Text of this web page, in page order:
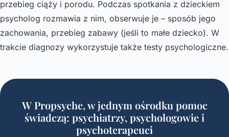
przebieg ciąży i porodu. Podczas spotkania z dzieckiem
psycholog rozmawia z nim, obserwuje je – sposób jego
zachowania, przebieg zabawy (jeśli to małe dziecko). W
trakcie diagnozy wykorzystuje także testy psychologiczne.
W Propsyche, w jednym ośrodku pomoc
świadczą: psychiatrzy, psychologowie i
psychoterapeuci